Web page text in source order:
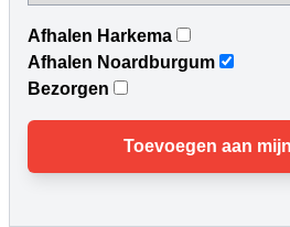
Afhalen Harkema
Afhalen Noardburgum
Bezorgen
Toevoegen aan